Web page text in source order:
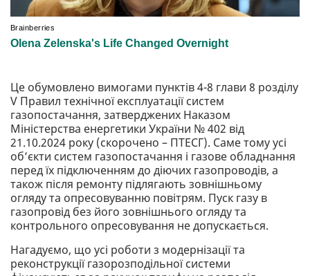
Це обумовлено вимогами пунктів 4-8 глави 8 розділу
V Правил технічної експлуатації систем
газопостачання, затверджених Наказом
Міністерства енергетики України № 402 від
21.10.2024 року (скорочено – ПТЕСГ). Саме тому усі
об’єкти систем газопостачання і газове обладнання
перед їх підключенням до діючих газопроводів, а
також після ремонту підлягають зовнішньому
огляду та опресовуванню повітрям. Пуск газу в
газопровід без його зовнішнього огляду та
контрольного опресовування не допускається.
Нагадуємо, що усі роботи з модернізації та
реконструкції газорозподільної системи